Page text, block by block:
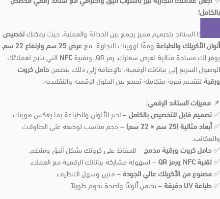
بالكامل!
يأتي هذا الستاند بتصميم مميز يجمع بين الحداثة والعملية، حيث يمكنكتخصيص
ألوان الأكريلك والطباعةوفقًا لهويتك التجارية. مععرض 25 سم وارتفاع 22 سم
،
يوفر لك مساحة مثالية لعرض شعارك، رمز QR، وتقنية
NFCالتي تتيح لعملائك
الوصول السريع إلى بياناتك الرقمية. بالإضافة إلى ذلك، يتضمنحامل كروت
ورقيةلتقديم تجربة متكاملة تجمع بين الحلول الرقمية والتقليدية.
📌 مميزات الستاند الرقمي:
✅تصميم قابل للتخصيص بالكامل– اختر الألوان والطباعة بما يعكس هويتك.
✅أبعاد مثالية (25 سم × 22 سم)
– حجم مناسب لوضعه على الطاولات
والمكاتب.
✅حامل كروت ورقية مدمج– للحفاظ على كروتك بشكل أنيق ومنظم.
✅تقنية NFC ورمز QR
– لسهولة مشاركة بياناتك الرقمية مع العملاء.
✅مصنوع من الأكريلك عالي الجودة– متين وسهل التنظيف.
✅طباعة UV دقيقة
– تضمن ألوانًا واضحة تدوم طويلاً.